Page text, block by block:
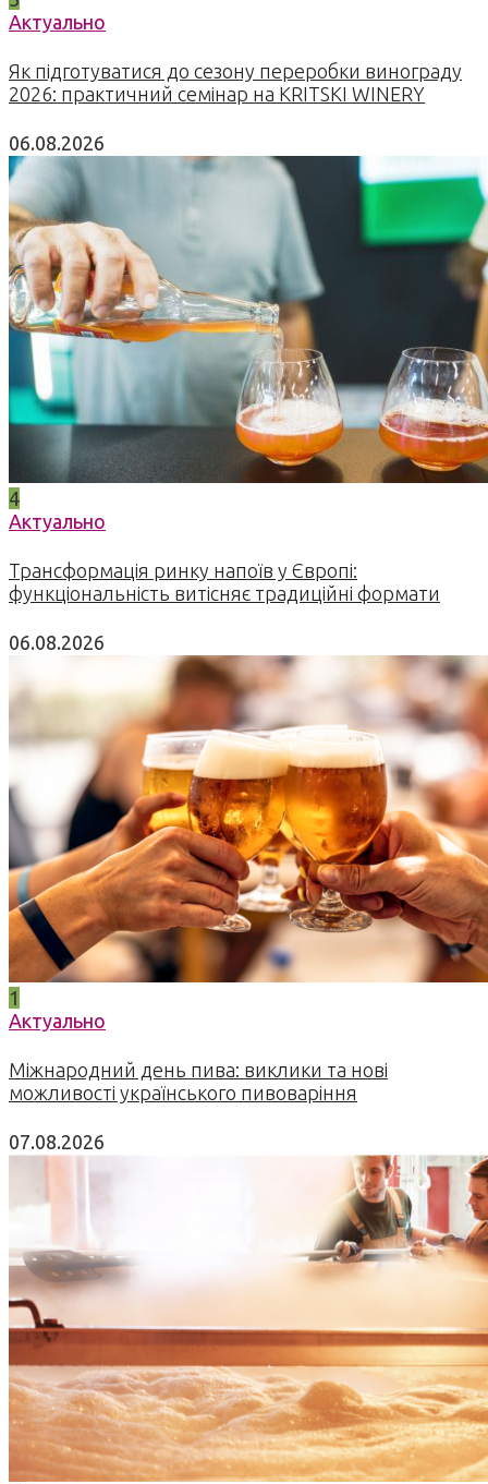
Актуально
Як підготуватися до сезону переробки винограду
2026: практичний семінар на KRITSKI WINERY
06.08.2026
4
Актуально
Трансформація ринку напоїв у Європі:
функціональність витісняє традиційні формати
06.08.2026
1
Актуально
Міжнародний день пива: виклики та нові
можливості українського пивоваріння
07.08.2026